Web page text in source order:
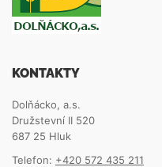
KONTAKTY
Dolňácko, a.s.
Družstevní II 520
687 25 Hluk
Telefon: +420 572 435 211